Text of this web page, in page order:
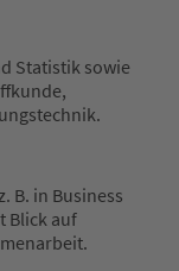
Statistik sowie
B. in Business
Blick auf